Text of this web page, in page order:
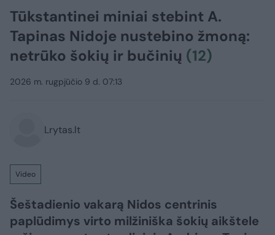
Tūkstantinei miniai stebint A.
Tapinas Nidoje nustebino žmoną:
netrūko šokių ir bučinių (12)
2026 m. rugpjūčio 9 d. 07:13
Lrytas.lt
Video
Šeštadienio vakarą Nidos centrinis
paplūdimys virto milžiniška šokių aikštele